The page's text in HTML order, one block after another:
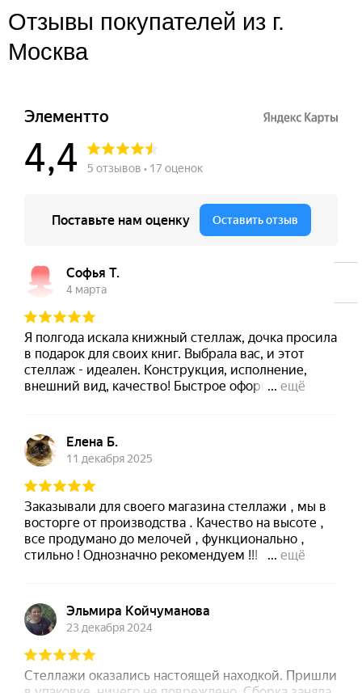
Отзывы покупателей из г.
Москва